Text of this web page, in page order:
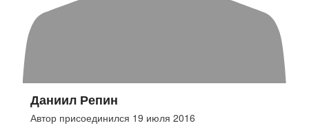
Даниил Репин
Автор присоединился 19 июля 2016